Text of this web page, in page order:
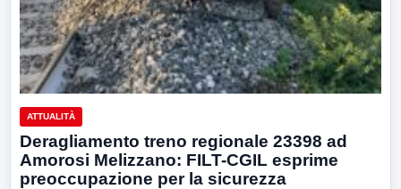
ATTUALITÀ
Deragliamento treno regionale 23398 ad
Amorosi Melizzano: FILT-CGIL esprime
preoccupazione per la sicurezza